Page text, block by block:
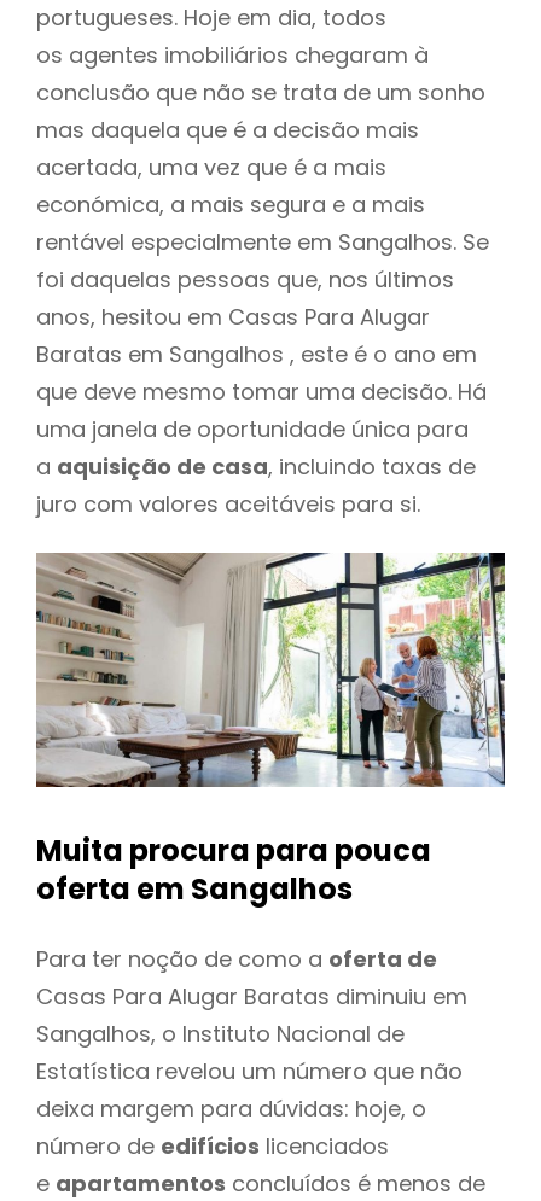
portugueses. Hoje em dia, todos
os agentes imobiliários chegaram à
conclusão que não se trata de um sonho
mas daquela que é a decisão mais
acertada, uma vez que é a mais
económica, a mais segura e a mais
rentável especialmente em Sangalhos. Se
foi daquelas pessoas que, nos últimos
anos, hesitou em Casas Para Alugar
Baratas em Sangalhos , este é o ano em
que deve mesmo tomar uma decisão. Há
uma janela de oportunidade única para
a aquisição de casa, incluindo taxas de
juro com valores aceitáveis para si.
Muita procura para pouca
oferta em Sangalhos
Para ter noção de como a oferta de
Casas Para Alugar Baratas diminuiu em
Sangalhos, o Instituto Nacional de
Estatística revelou um número que não
deixa margem para dúvidas: hoje, o
número de edifícios licenciados
e apartamentos concluídos é menos de